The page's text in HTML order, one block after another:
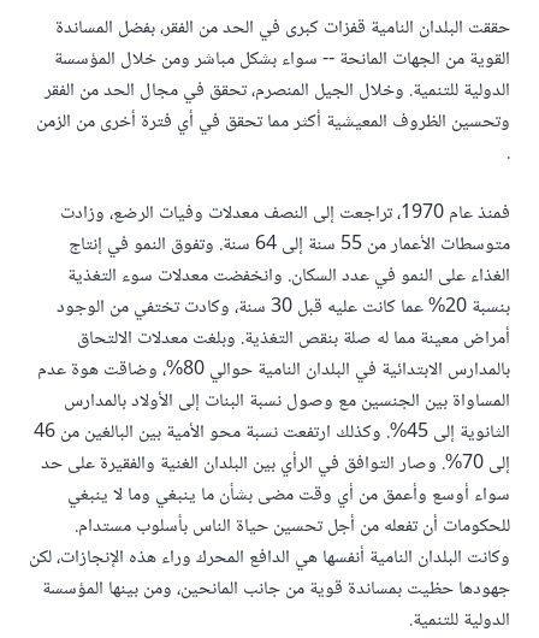
حققت البلدان النامية قفزات كبرى في الحد من الفقر، بفضل المساندة
القوية من الجهات المانحة -- سواء بشكل مباشر ومن خلال المؤسسة
الدولية للتنمية. وخلال الجيل المنصرم، تحقق في مجال الحد من الفقر
وتحسين الظروف المعيشية أكثر مما تحقق في أي فترة أخرى من الزمن
.
فمنذ عام 1970، تراجعت إلى النصف معدلات وفيات الرضع، وزادت
متوسطات الأعمار من 55 سنة إلى 64 سنة. وتفوق النمو في إنتاج
الغذاء على النمو في عدد السكان. وانخفضت معدلات سوء التغذية
بنسبة 20% عما كانت عليه قبل 30 سنة، وكادت تختفي من الوجود
أمراض معينة مما له صلة بنقص التغذية. وبلغت معدلات الالتحاق
بالمدارس الابتدائية في البلدان النامية حوالي 80%، وضاقت هوة عدم
المساواة بين الجنسين مع وصول نسبة البنات إلى الأولاد بالمدارس
الثانوية إلى 45%. وكذلك ارتفعت نسبة محو الأمية بين البالغين من 46
إلى 70%. وصار التوافق في الرأي بين البلدان الغنية والفقيرة على حد
سواء أوسع وأعمق من أي وقت مضى بشأن ما ينبغي وما لا ينبغي
للحكومات أن تفعله من أجل تحسين حياة الناس بأسلوب مستدام.
وكانت البلدان النامية أنفسها هي الدافع المحرك وراء هذه الإنجازات، لكن
جهودها حظيت بمساندة قوية من جانب المانحين، ومن بينها المؤسسة
الدولية للتنمية.